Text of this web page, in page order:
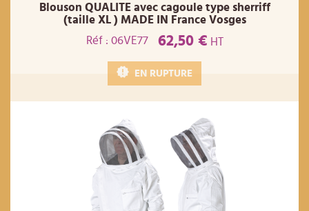
Blouson QUALITE avec cagoule type sherriff
(taille XL ) MADE IN France Vosges
Réf : 06VE77
62,50 € HT
EN RUPTURE